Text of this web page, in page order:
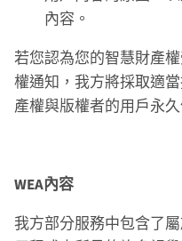
內容。
若您認為您的智慧財產
權通知，我方將採取適
產權與版權者的用戶永
WEA內容
我方部分服務中包含了屬